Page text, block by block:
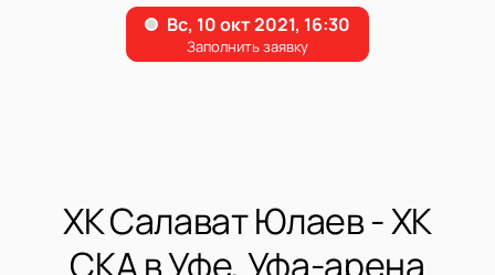
ХК Салават Юлаев - ХК